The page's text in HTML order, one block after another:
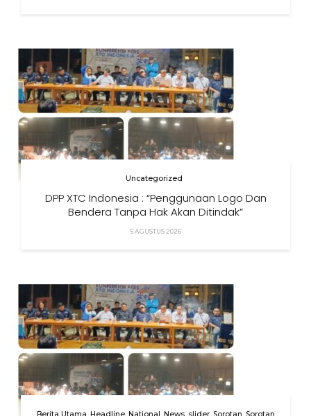
Uncategorized
DPP XTC Indonesia : “Penggunaan Logo Dan
Bendera Tanpa Hak Akan Ditindak”
5 AGUSTUS 2026
Berita Utama Headline National News slider Sorotan Sorotan